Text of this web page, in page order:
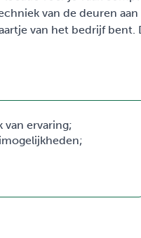
van de deuren aan
van het bedrijf bent.
van ervaring;